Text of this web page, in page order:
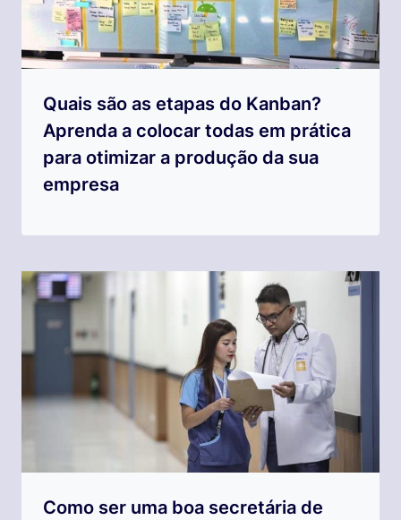
Quais são as etapas do Kanban?
Aprenda a colocar todas em prática
para otimizar a produção da sua
empresa
Como ser uma boa secretária de